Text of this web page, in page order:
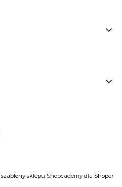
szablony sklepu Shopcademy dla Shoper